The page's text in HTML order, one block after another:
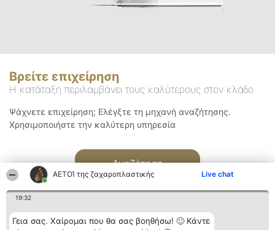
ΑΕΤΟΊ της ζαχαροπλαστικής Live chat
19:32
Γεια σας. Χαίρομαι που θα σας βοηθήσω! 🙂 Κάντε
Βρείτε επιχείρηση
Η κατάταξη περιλαμβάνει τους καλύτερους στον κλάδο
Ψάχνετε επιχείρηση; Ελέγξτε τη μηχανή αναζήτησης.
Χρησιμοποιήστε την καλύτερη υπηρεσία
Αναζήτηση